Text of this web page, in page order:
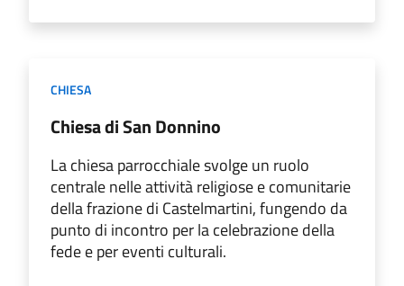
CHIESA
Chiesa di San Donnino
La chiesa parrocchiale svolge un ruolo
centrale nelle attività religiose e comunitarie
della frazione di Castelmartini, fungendo da
punto di incontro per la celebrazione della
fede e per eventi culturali.